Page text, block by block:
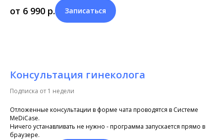
от 6 990 р. Записаться
Консультация гинеколога
Подписка от 1 недели
Отложенные консультации в форме чата проводятся в Системе
MeDiCase.
Ничего устанавливать не нужно - программа запускается прямо в
браузере.